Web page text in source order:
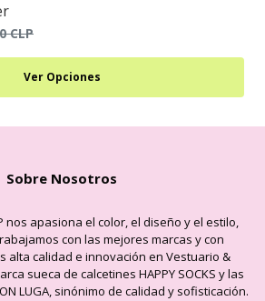
CLP
Ver Opciones
Sobre Nosotros
nos apasiona el color, el diseño y el estilo,
con las mejores marcas y con
alta calidad e innovación en Vestuario &
sueca de calcetines HAPPY SOCKS y las
LUGA, sinónimo de calidad y sofisticación.